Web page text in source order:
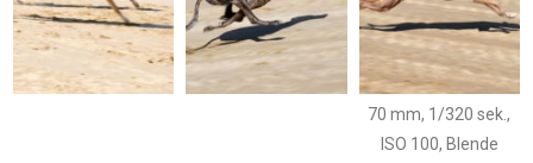
70 mm, 1/320 sek.,
ISO 100, Blende